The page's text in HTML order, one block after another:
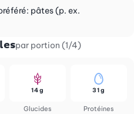
pâtes (p. ex.
par portion (1/4)
Glucides
14 g
Protéines
31 g